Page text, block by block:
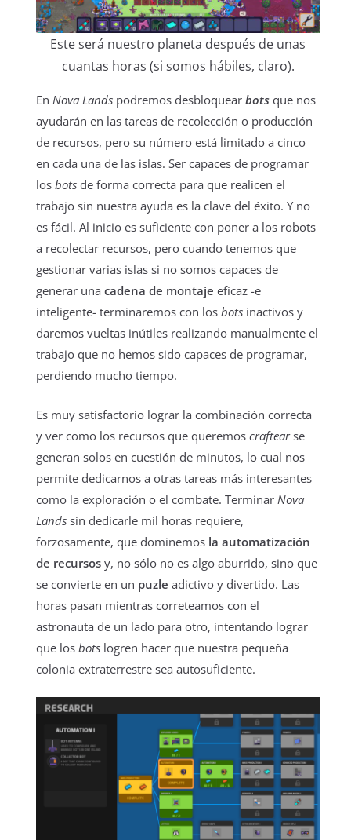
Este será nuestro planeta después de unas
cuantas horas (si somos hábiles, claro).
En Nova Lands podremos desbloquear bots que nos
ayudarán en las tareas de recolección o producción
de recursos, pero su número está limitado a cinco
en cada una de las islas. Ser capaces de programar
los bots de forma correcta para que realicen el
trabajo sin nuestra ayuda es la clave del éxito. Y no
es fácil. Al inicio es suficiente con poner a los robots
a recolectar recursos, pero cuando tenemos que
gestionar varias islas si no somos capaces de
generar una cadena de montaje eficaz -e
inteligente- terminaremos con los bots inactivos y
daremos vueltas inútiles realizando manualmente el
trabajo que no hemos sido capaces de programar,
perdiendo mucho tiempo.
Es muy satisfactorio lograr la combinación correcta
y ver como los recursos que queremos craftearse
generan solos en cuestión de minutos, lo cual nos
permite dedicarnos a otras tareas más interesantes
como la exploración o el combate. Terminar Nova
Lands sin dedicarle mil horas requiere,
forzosamente, que dominemos la automatización
de recursos y, no sólo no es algo aburrido, sino que
se convierte en un puzle adictivo y divertido. Las
horas pasan mientras correteamos con el
astronauta de un lado para otro, intentando lograr
que los bots logren hacer que nuestra pequeña
colonia extraterrestre sea autosuficiente.